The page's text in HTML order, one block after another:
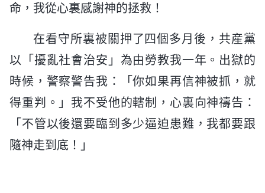
命，我從心裏感謝神的拯救！
在看守所裏被關押了四個多月後，共産黨
以「擾亂社會治安」為由勞教我一年。出獄的
時候，警察警告我：「你如果再信神被抓，就
得重判。」我不受他的轄制，心裏向神禱告：
「不管以後還要臨到多少逼迫患難，我都要跟
隨神走到底！」